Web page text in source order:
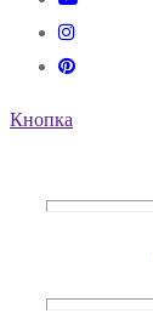
Кнопка